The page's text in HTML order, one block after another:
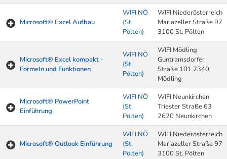
Microsoft® Excel Aufbau
WIFI NÖ
(St.
Pölten)
WIFI Niederösterreich
Mariazeller Straße 97
3100 St. Pölten
Microsoft® Excel kompakt -
Formeln und Funktionen
WIFI NÖ
(St.
Pölten)
WIFI Mödling
Guntramsdorfer
Straße 101 2340
Mödling
Microsoft® PowerPoint
Einführung
WIFI NÖ
(St.
Pölten)
WIFI Neunkirchen
Triester Straße 63
2620 Neunkirchen
Microsoft® Outlook Einführung
WIFI NÖ
(St.
Pölten)
WIFI Niederösterreich
Mariazeller Straße 97
3100 St. Pölten